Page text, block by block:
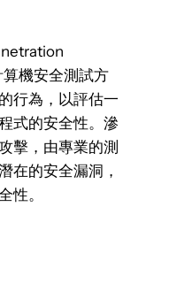
機安全測試方
行為，以評估一
式的安全性。滲
擊，由專業的測
在的安全漏洞，
性。